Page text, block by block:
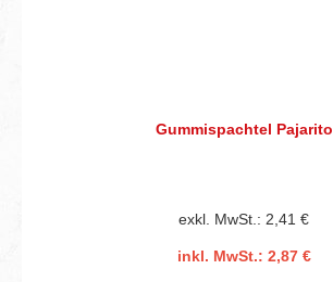
Gummispachtel Pajarito
exkl. MwSt.: 2,41 €
inkl. MwSt.: 2,87 €